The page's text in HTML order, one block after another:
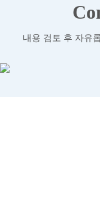
내용 검토 후 자유